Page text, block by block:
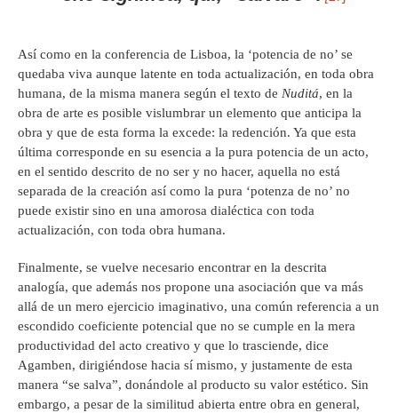
Así como en la conferencia de Lisboa, la ‘potencia de no’ se
quedaba viva aunque latente en toda actualización, en toda obra
humana, de la misma manera según el texto de Nuditá, en la
obra de arte es posible vislumbrar un elemento que anticipa la
obra y que de esta forma la excede: la redención. Ya que esta
última corresponde en su esencia a la pura potencia de un acto,
en el sentido descrito de no ser y no hacer, aquella no está
separada de la creación así como la pura ‘potenza de no’ no
puede existir sino en una amorosa dialéctica con toda
actualización, con toda obra humana.
Finalmente, se vuelve necesario encontrar en la descrita
analogía, que además nos propone una asociación que va más
allá de un mero ejercicio imaginativo, una común referencia a un
escondido coeficiente potencial que no se cumple en la mera
productividad del acto creativo y que lo trasciende, dice
Agamben, dirigiéndose hacia sí mismo, y justamente de esta
manera “se salva”, donándole al producto su valor estético. Sin
embargo, a pesar de la similitud abierta entre obra en general,